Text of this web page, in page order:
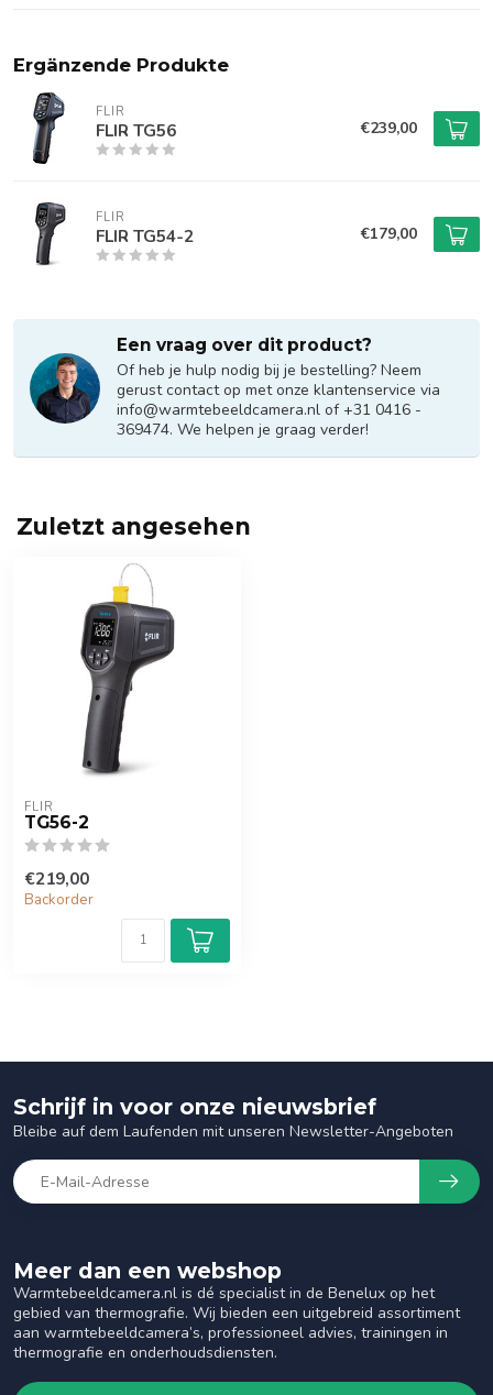
Ergänzende Produkte
FLIR
FLIR TG56 €239,00
FLIR
FLIR TG54-2 €179,00
Een vraag over dit product?
Of heb je hulp nodig bij je bestelling? Neem
gerust contact op met onze klantenservice via
info@warmtebeeldcamera.nl of +31 0416 -
369474. We helpen je graag verder!
Zuletzt angesehen
FLIR
TG56-2
€219,00
Backorder
Meer dan een webshop
Warmtebeeldcamera.nl is dé specialist in de Benelux op het
gebied van thermografie. Wij bieden een uitgebreid assortiment
aan warmtebeeldcamera’s, professioneel advies, trainingen in
thermografie en onderhoudsdiensten.
Schrijf in voor onze nieuwsbrief
Bleibe auf dem Laufenden mit unseren Newsletter-Angeboten